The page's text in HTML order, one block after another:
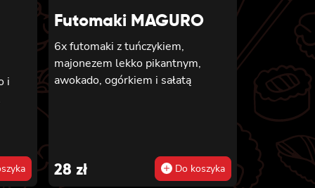
i
Futomaki MAGURO
6x futomaki z tuńczykiem,
majonezem lekko pikantnym,
awokado, ogórkiem i sałatą
28 zł Do koszyka